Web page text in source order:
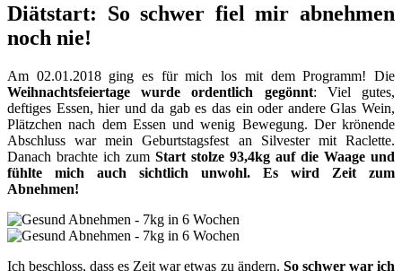
Diätstart: So schwer fiel mir abnehmen
noch nie!
Am 02.01.2018 ging es für mich los mit dem Programm! Die
Weihnachtsfeiertage
wurde ordentlich gegönnt: Viel gutes,
deftiges Essen, hier und da gab es das ein oder andere Glas Wein,
Plätzchen nach dem Essen und wenig Bewegung. Der krönende
Abschluss war mein Geburtstagsfest an Silvester mit Raclette.
Danach brachte ich zum Start stolze 93,4kg auf die Waage und
fühlte mich auch sichtlich unwohl. Es wird Zeit zum
Abnehmen!
Ich beschloss, dass es Zeit war etwas zu ändern. So schwer war ich